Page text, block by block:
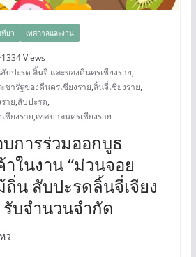
ที่ยว เทศกาลและงาน
1334 Views
บปะรด ลิ้นจี่ และของดีนครเชียงราย,
ชารัฐของดีนครเชียงราย,ลิ้นจี่เชียงราย,
าย,สับปะรด,
ชียงราย,เทศบาลนครเชียงราย
การร่วมออกบูธ
ในงาน “ม่วนจอย
ถิ่น สับปะรดลิ้นจี่เจียง
รับจำนวนจำกัด
ว